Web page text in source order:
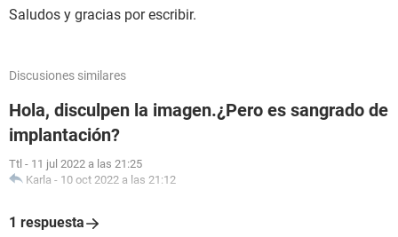
Saludos y gracias por escribir.
Discusiones similares
Hola, disculpen la imagen.¿Pero es sangrado de
implantación?
Ttl - 11 jul 2022 a las 21:25
Karla - 10 oct 2022 a las 21:12
1 respuesta